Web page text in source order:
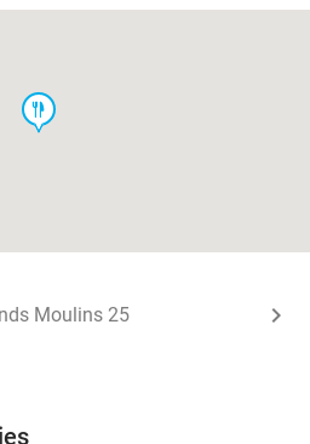
food
Moulins 25